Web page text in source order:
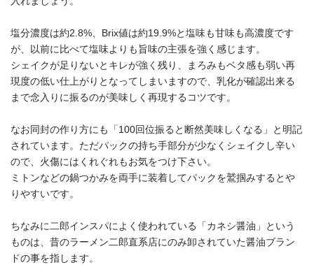
塩分濃度は約2.8%、Brix値は約19.9%と塩味も甘味も高濃度です
が、以前に比べて塩味よりも旨味の主張を強く感じます。
シェイクが足りないとキレが強く残り、まろみもベタ感も弱い再
現度の低い仕上がりとなってしまいますので、乳化が確認出来る
まで念入りに振るのが美味しく再現するコツです。
なお同封の作り方にも「100回位振ると断然美味しくなる」と明記
されています。ただパックの持ち手部分が少なくシェイクし辛い
ので、火傷にはくれぐれもお気をつけ下さい。
ミトンなどの鍋つかみを両手に装着してパックを鷲掴みするとや
りやすいです。
ちなみに二郎インスパによく使われている「カネシ醤油」という
ものは、昔のラーメン二郎直系店にのみ卸されていた醤油ブラン
ドの事を指します。